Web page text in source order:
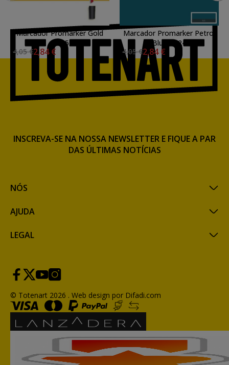
Marcador Promarker Gold
O555
4,05 €2,84 €
Marcador Promarker Petrol
Blue C824
4,05 €2,84 €
NÓS
AJUDA
LEGAL
INSCREVA-SE NA NOSSA NEWSLETTER E FIQUE A PAR
DAS ÚLTIMAS NOTÍCIAS
© Totenart 2026 . Web design por Difadi.com